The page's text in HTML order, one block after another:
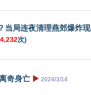
当局连夜清理燕郊爆炸现
次)
奇身亡 ▶️ 2024/3/14